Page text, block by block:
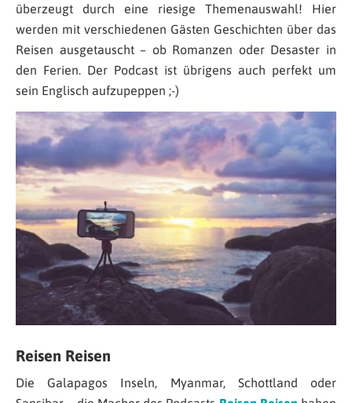
überzeugt durch eine riesige Themenauswahl! Hier
werden mit verschiedenen Gästen Geschichten über das
Reisen ausgetauscht – ob Romanzen oder Desaster in
den Ferien. Der Podcast ist übrigens auch perfekt um
sein Englisch aufzupeppen ;-)
Reisen Reisen
Die Galapagos Inseln, Myanmar, Schottland oder